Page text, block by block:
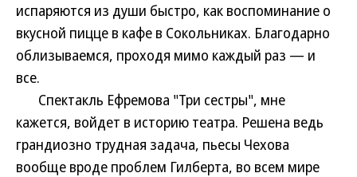
испаряются из души быстро, как воспоминание о
вкусной пицце в кафе в Сокольниках. Благодарно
облизываемся, проходя мимо каждый раз — и
все.
Спектакль Ефремова "Три сестры", мне
кажется, войдет в историю театра. Решена ведь
грандиозно трудная задача, пьесы Чехова
вообще вроде проблем Гилберта, во всем мире